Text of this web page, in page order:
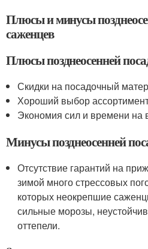
Плюсы и минусы
саженцев
Плюсы позднеосенней
Скидки на посадочный
Хороший выбор
Экономия сил и времени на
Минусы позднеосенней
Отсутствие гарантий на
зимой много стрессовых
которых неокрепшие
сильные морозы,
оттепели.